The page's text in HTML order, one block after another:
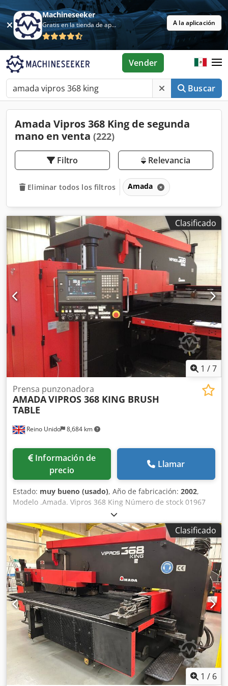
Machineseeker
Gratis en la tienda de aplicaciones A la aplicación
Buscar
Vender
Amada Vipros 368 King de segunda
mano en venta (222)
Filtro Relevancia
Eliminar todos los filtros Amada
Clasificado
1 /7
Reino Unido 8,684 km
Prensa punzonadora
AMADAVIPROS 368 KING BRUSH
TABLE
Información de
precio
Llamar
Estado: muy bueno (usado), Año de fabricación: 2002,
Modelo .Amada. Vipros 368 King Número de stock 01967
Año de fabricación 2002 Construcción del marco ... Tipo de
puente Cedpevn D Tfofx Akksrf Capacidad de la prensa ...
30 toneladas (294 kN) Tipo de prensa ... Cilindro hidráulico
servo de alta velocidad Distancia de recorrido del eje ...
1525 x 2000 mm Tamaño máximo de chapa trabajable ...
1525 x 4000 mm (con reposicionamiento automático)
Espesor máximo del material ... 3,2 mm acero dulce
Diámetro máximo del orificio Material máximo ... .
(resistencia al corte 36 kg/mm2) 82 mm de diámetro Peso
máximo del material ... 75 kg Peso máximo del material
(velocidad máxima) ... 60 kg Diámetro máximo del orificio ...
114,3 mm Número de estaciones ... 58 estaciones: 24 x
12,7 mm 24 x 31,7 mm 4 x 50,8 mm 2 x 88,9 mm Índice
automático 2 x 31,7 mm 2 x 114,3 mm Velocidad del eje ...
113,0 m/min Golpes por minuto (paso de 2 mm) ... 860
H.P.M./carrera de 3 mm (paso de 8 mm) ... 560
Clasificado
1 / 6